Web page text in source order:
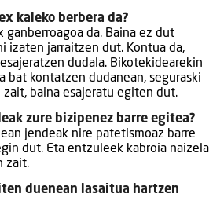
kaleko berbera da?
ganberroagoa da. Baina ez dut
izaten jarraitzen dut. Kontua da,
dudala. Bikotekidearekin
bat kontatzen dudanean, seguraski
baina esajeratu egiten dut.
zure bizipenez barre egitea?
jendeak nire patetismoaz barre
dut. Eta entzuleek kabroia naizela
zait.
duenean lasaitua hartzen